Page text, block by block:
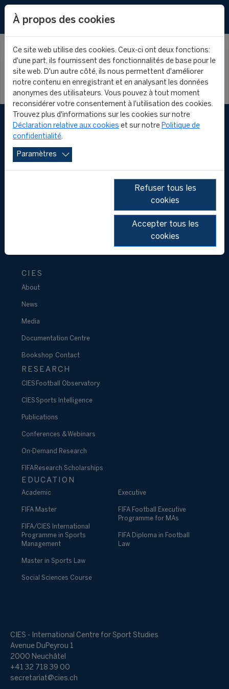
FOLLOW US
CIES
About
News
Media
Documentation Centre
Bookshop Contact
RESEARCH
CIES Football Observatory
CIES Sports Intelligence
Publications
Conferences & Webinars
On-Demand Research
FIFA Research Scholarships
EDUCATION
Academic
FIFA Master
FIFA/CIES International
Programme in Sports
Management
Master in Sports Law
Social Sciences Course
Executive
FIFA Football Executive
Programme for MAs
FIFA Diploma in Football
Law
CIES - International Centre for Sport Studies
Avenue DuPeyrou 1
2000 Neuchâtel
+41 32 718 39 00
secretariat@cies.ch
À propos des cookies
Ce site web utilise des cookies. Ceux-ci ont deux fonctions:
d'une part, ils fournissent des fonctionnalités de base pour le
site web. D'un autre côté, ils nous permettent d'améliorer
notre contenu en enregistrant et en analysant les données
anonymes des utilisateurs. Vous pouvez à tout moment
reconsidérer votre consentement à l'utilisation des cookies.
Trouvez plus d'informations sur les cookies sur notre
Déclaration relative aux cookies et sur notre Politique de
confidentialité.
Paramètres
Refuser tous les
cookies
Accepter tous les
cookies